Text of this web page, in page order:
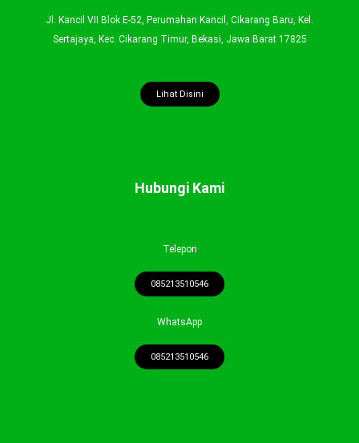
Jl. Kancil VII Blok E-52, Perumahan Kancil, Cikarang Baru, Kel.
Sertajaya, Kec. Cikarang Timur, Bekasi, Jawa Barat 17825
Lihat Disini
Hubungi Kami
Telepon
085213510546
WhatsApp
085213510546